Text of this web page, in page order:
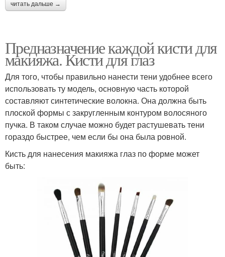
читать дальше →
Предназначение каждой кисти для
макияжа. Кисти для глаз
Для того, чтобы правильно нанести тени удобнее всего
использовать ту модель, основную часть которой
составляют синтетические волокна. Она должна быть
плоской формы с закругленным контуром волосяного
пучка. В таком случае можно будет растушевать тени
гораздо быстрее, чем если бы она была ровной.
Кисть для нанесения макияжа глаз по форме может
быть: